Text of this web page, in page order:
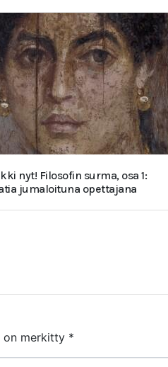
nyt! Filosofin surma, osa 1:
jumaloituna opettajana
on merkitty *